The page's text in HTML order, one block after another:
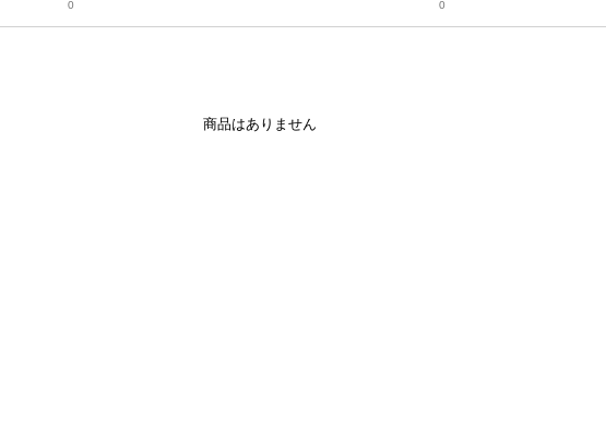
0 0
商品はありません